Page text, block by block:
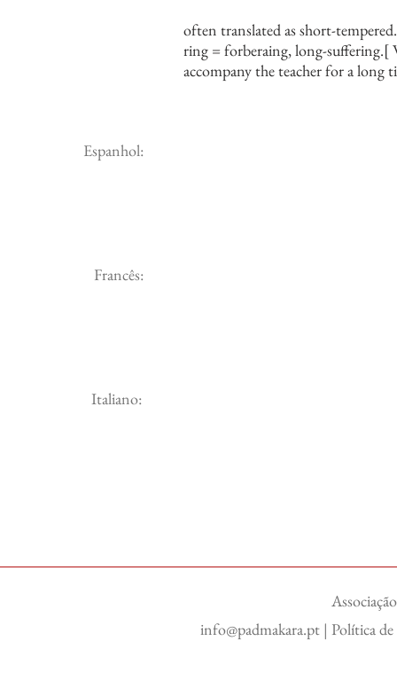
often translated as short-
ring = forberaing, long-suffering.[
accompany the teacher for a
Espanhol:
Francês:
Italiano:
info@padmakara.pt | Política